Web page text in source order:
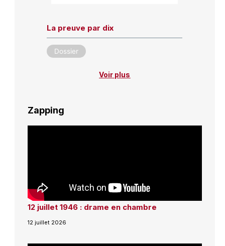
La preuve par dix
Dossier
Voir plus
Zapping
12 juillet 1946 : drame en chambre
12 juillet 2026